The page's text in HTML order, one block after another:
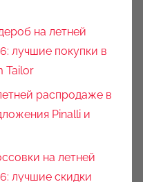
на летней
лучшие покупки в
Tailor
распродаже в
Pinalli и
на летней
лучшие скидки